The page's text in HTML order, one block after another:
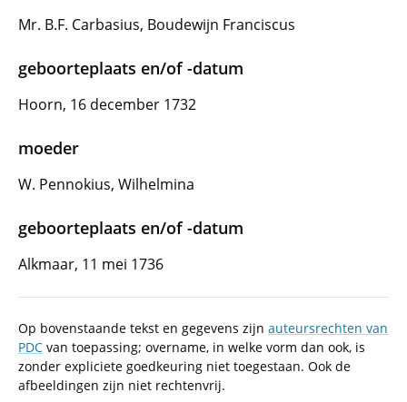
Mr. B.F. Carbasius, Boudewijn Franciscus
geboorteplaats en/of -datum
Hoorn, 16 december 1732
moeder
W. Pennokius, Wilhelmina
geboorteplaats en/of -datum
Alkmaar, 11 mei 1736
Op bovenstaande tekst en gegevens zijn auteursrechten van
PDC van toepassing; overname, in welke vorm dan ook, is
zonder expliciete goedkeuring niet toegestaan. Ook de
afbeeldingen zijn niet rechtenvrij.